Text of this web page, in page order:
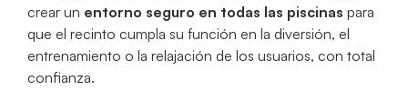
crear un entorno seguro en todas las piscinas para
que el recinto cumpla su función en la diversión, el
entrenamiento o la relajación de los usuarios, con total
confianza.